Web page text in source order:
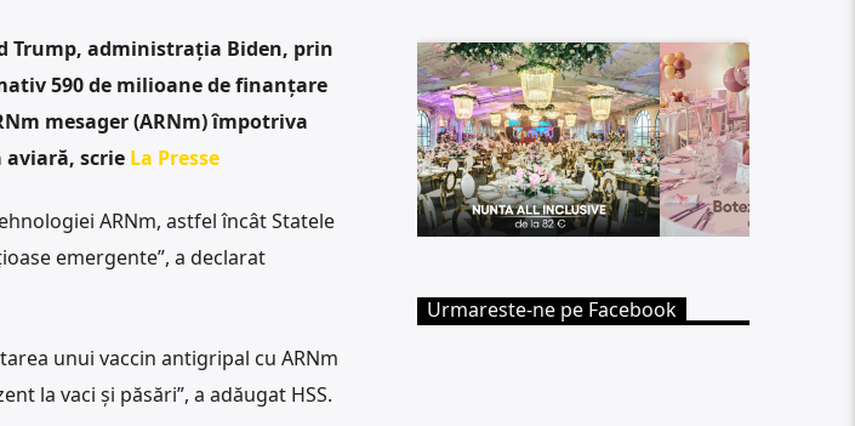
Trump, administrația Biden, prin
590 de milioane de finanțare
mesager (ARNm) împotriva
scrie La Presse
ARNm, astfel încât Statele
emergente”, a declarat
unui vaccin antigripal cu ARNm
la vaci și păsări”, a adăugat HSS.
Urmareste-ne pe Facebook